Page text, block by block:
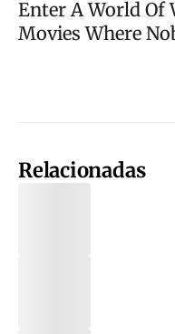
Relacionadas